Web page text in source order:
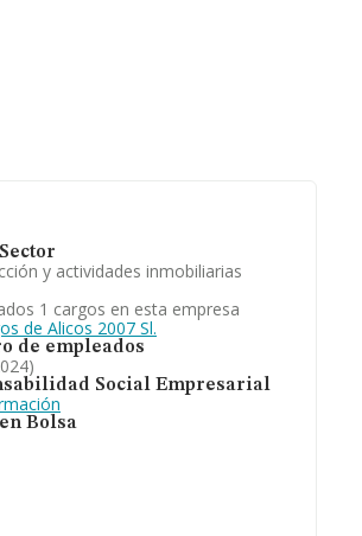
y actividades inmobiliarias
1 cargos en esta empresa
de Alicos 2007 Sl.
de empleados
Social Empresarial
Bolsa